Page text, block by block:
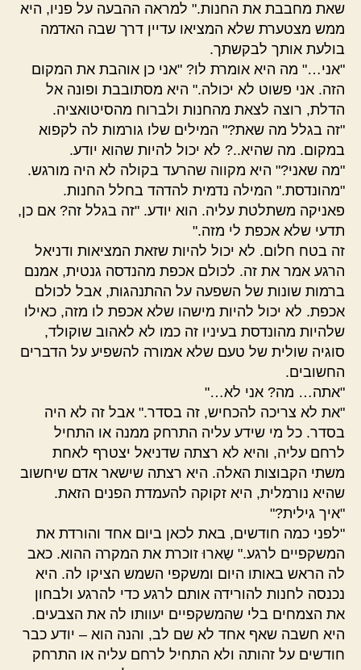
שאת מחבבת את החנות." למראה ההבעה על פניו, היא
ממש מצטערת שלא המציאו עדיין דרך שבה האדמה
בולעת אותך לבקשתך.
"אני…" מה היא אומרת לו? "אני כן אוהבת את המקום
הזה. אני פשוט לא יכולה." היא מסתובבת ופונה אל
הדלת, רוצה לצאת מהחנות ולברוח מהסיטואציה.
"זה בגלל מה שאת?" המילים שלו גורמות לה לקפוא
במקום. מה שהיא..? לא יכול להיות שהוא יודע.
"מה שאני?" היא מקווה שהרעד בקולה לא היה מורגש.
"מהונדסת." המילה נדמית להדהד בחלל החנות.
פאניקה משתלטת עליה. הוא יודע. "זה בגלל זה? אם כן,
תדעי שלא אכפת לי מזה."
זה בטח חלום. לא יכול להיות שזאת המציאות ודניאל
הרגע אמר את זה. לכולם אכפת מהנדסה גנטית, אמנם
ברמות שונות של השפעה על ההתנהגות, אבל לכולם
אכפת. לא יכול להיות מישהו שלא אכפת לו מזה, כאילו
שלהיות מהונדסת בעיניו זה כמו לא לאהוב שוקולד,
סוגיה שולית של טעם שלא אמורה להשפיע על הדברים
החשובים.
"אתה… מה? אני לא…"
"את לא צריכה להכחיש, זה בסדר." אבל זה לא היה
בסדר. כל מי שידע עליה התרחק ממנה או התחיל
לרחם עליה, והיא לא רצתה שדניאל יצטרף לאחת
משתי הקבוצות האלה. היא רצתה שישאר אדם שיחשוב
שהיא נורמלית, היא זקוקה להעמדת הפנים הזאת.
"איך גילית?"
"לפני כמה חודשים, באת לכאן ביום אחד והורדת את
המשקפיים לרגע." שַארוּ זוכרת את המקרה ההוא. כאב
לה הראש באותו היום ומשקפי השמש הציקו לה. היא
נכנסה לחנות להורידה אותם לרגע כדי להרגע ולבחון
את הצמחים בלי שהמשקפיים יעוותו לה את הצבעים.
היא חשבה שאף אחד לא שם לב, והנה הוא – יודע כבר
חודשים על זהותה ולא התחיל לרחם עליה או התרחק